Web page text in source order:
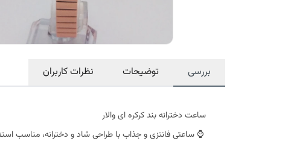
بررسی توضیحات نظرات کاربران
ساعت دخترانه بند کرکره ای والار
⌚ ساعتی فانتزی و جذاب با طراحی شاد و دخترانه، مناسب